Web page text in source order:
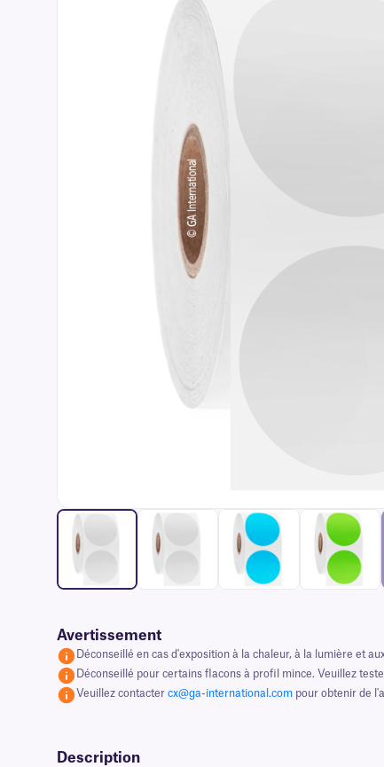
Avertissement
Déconseillé en cas d'exposition à la chaleur, à la lumière et
Déconseillé pour certains flacons à profil mince. Veuillez
Veuillez contacter cx@ga-international.com pour obtenir de
Description